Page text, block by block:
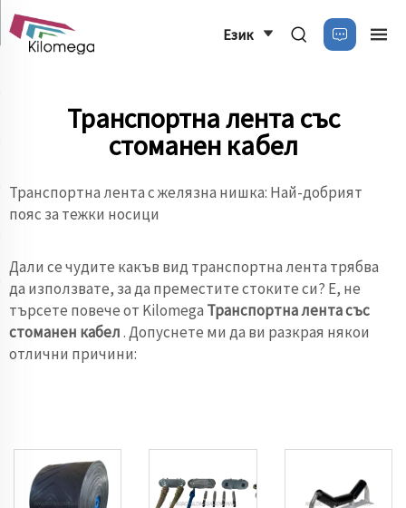
Език
Транспортна лента със
стоманен кабел
Транспортна лента с желязна нишка: Най-добрият
пояс за тежки носици
Дали се чудите какъв вид транспортна лента трябва
да използвате, за да преместите стоките си? Е, не
търсете повече от Kilomega Транспортна лента със
стоманен кабел. Допуснете ми да ви разкрая някои
отлични причини: